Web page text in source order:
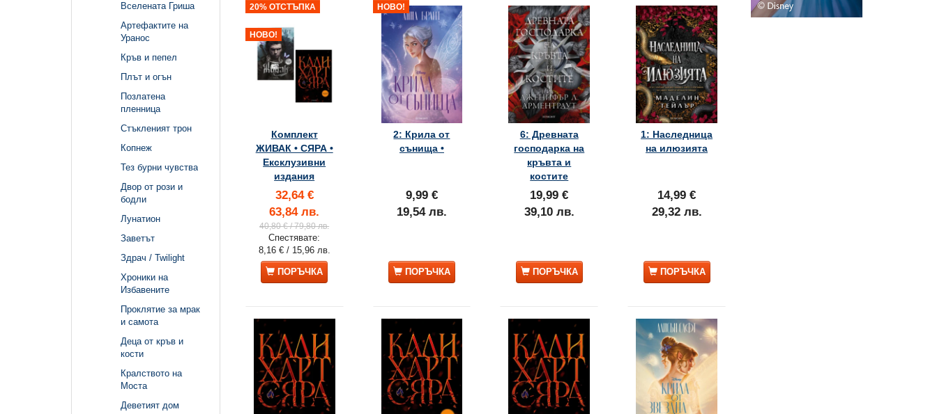
Вселената Гриша
Артефактите на
Уранос
Кръв и пепел
Плът и огън
Позлатена
пленница
Стъкленият трон
Копнеж
Тез бурни чувства
Двор от рози и
бодли
Лунатион
Заветът
Здрач / Twilight
Хроники на
Избавените
Проклятие за мрак
и самота
Деца от кръв и
кости
Кралството на
Моста
Деветият дом
20% ОТСТЪПКА
НОВО!
Комплект
ЖИВАК • СЯРА •
Ексклузивни
издания
32,64 €
63,84 лв.
40,80 €/ 79,80 лв.
Спестявате:
8,16 € / 15,96 лв.
ПОРЪЧКА
НОВО!
2: Крила от
сънища •
9,99 €
19,54 лв.
ПОРЪЧКА
6: Древната
господарка на
кръвта и
костите
19,99 €
39,10 лв.
ПОРЪЧКА
1: Наследница
на илюзията
14,99 €
29,32 лв.
ПОРЪЧКА